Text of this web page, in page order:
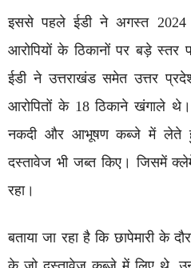
इससे पहले ईडी ने अगस्त 2024
आरोपियों के ठिकानों पर बड़े स्तर
ईडी ने उत्तराखंड समेत उत्तर
आरोपितों के 18 ठिकाने खंगाले
नकदी और आभूषण कब्जे में लेते
दस्तावेज भी जब्त किए। जिसमें
रहा।
बताया जा रहा है कि छापेमारी के